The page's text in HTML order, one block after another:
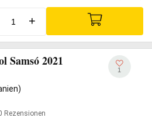
+
Samsó 2021
Rezensionen
1